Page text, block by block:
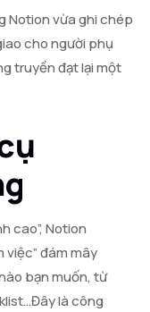
Notion vừa ghi chép
cho người phụ
truyền đạt lại một
cao”, Notion
việc” đám mây
bạn muốn, từ
là công